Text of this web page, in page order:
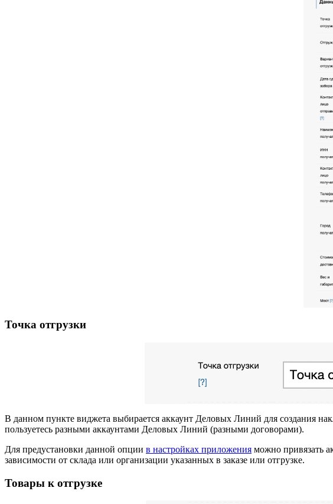
Точка отгрузки
В данном пункте виджета выбирается аккаунт Деловых Линий для создания
пользуетесь разными аккаунтами Деловых Линий (разными договорами).
Для предустановки данной опции в настройках приложения можно привязать
зависимости от склада или организации указанных в заказе или отгрузке.
Товары к отгрузке